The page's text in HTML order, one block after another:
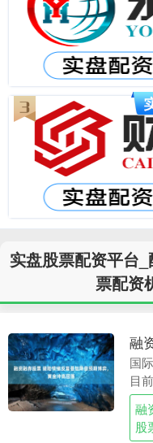
实盘股票配资平台
票配资
国
目
持
避
国
融
股